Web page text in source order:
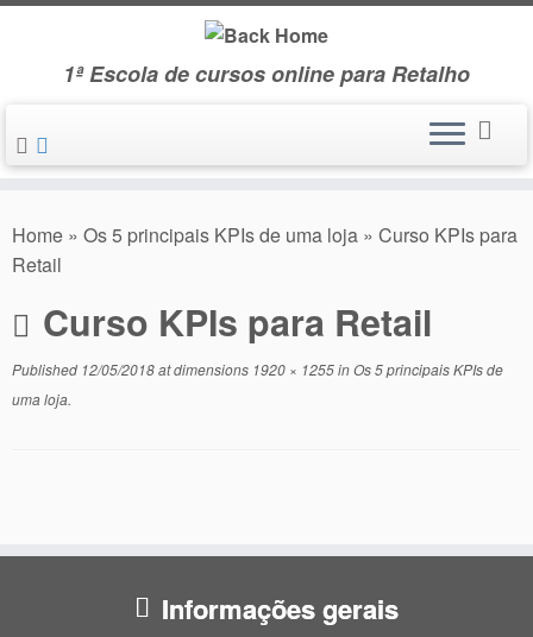
Skip
1ª Escola de cursos online para Retalho
Home » Os 5 principais KPIs de uma loja » Curso KPIs para
Retail
Curso KPIs para Retail
Published 12/05/2018at dimensions 1920 × 1255inOs 5 principais KPIs de
uma loja.
Informações gerais